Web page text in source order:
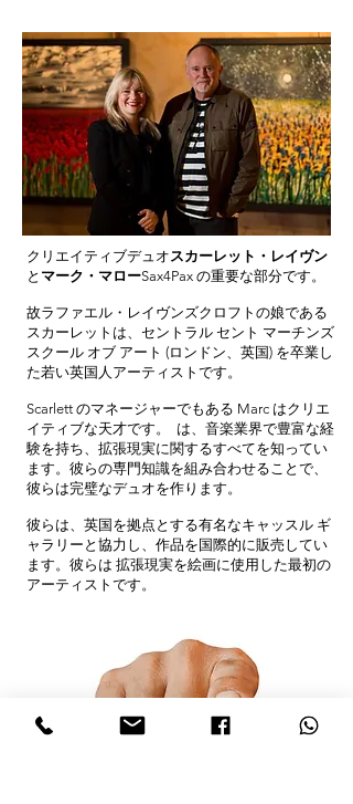
クリエイティブデュオスカーレット・レイヴン
と マーク・マローSax4Pax の重要な部分です。
故ラファエル・レイヴンズクロフトの娘である
スカーレットは、セントラル セント マーチンズ
スクール オブ アート (ロンドン、英国) を卒業し
た若い英国人アーティストです。
Scarlett のマネージャーでもある Marc はクリエ
イティブな天才です。 は、音楽業界で豊富な経
験を持ち、拡張現実に関するすべてを知ってい
ます。彼らの専門知識を組み合わせることで、
彼らは完璧なデュオを作ります。
彼らは、英国を拠点とする有名なキャッスル ギ
ャラリーと協力し、作品を国際的に販売してい
ます。彼らは 拡張現実を絵画に使用した最初の
アーティストです。